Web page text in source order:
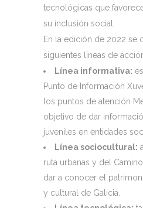
tecnológicas que
su inclusión social.
En la edición de 2022 se
siguientes líneas de
Línea informativa:
Punto de Información
los puntos de atención
objetivo de dar
juveniles en entidades
Línea sociocultural:
ruta urbanas y del
dar a conocer el
y cultural de Galicia.